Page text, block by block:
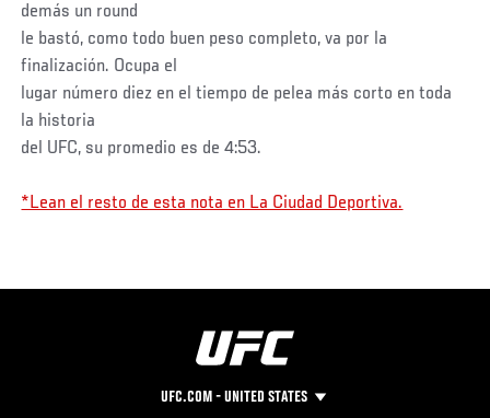
demás un round
le bastó, como todo buen peso completo, va por la
finalización. Ocupa el
lugar número diez en el tiempo de pelea más corto en toda
la historia
del UFC, su promedio es de 4:53.
*Lean el resto de esta nota en La Ciudad Deportiva.
UFC.COM - UNITED STATES